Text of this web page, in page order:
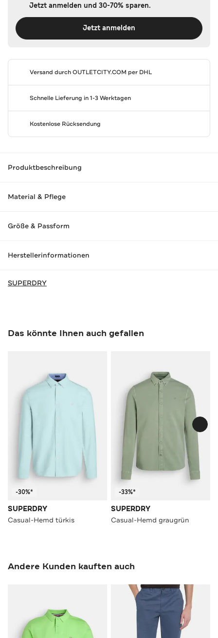
Jetzt anmelden und 30-70% sparen.
Jetzt anmelden
Versand durchOUTLETCITY.COM per DHL
Schnelle Lieferung in 1-3 Werktagen
Kostenlose Rücksendung
Produktbeschreibung
Material & Pflege
Größe & Passform
Herstellerinformationen
SUPERDRY
Das könnte Ihnen auch gefallen
-30%*
SUPERDRY
Casual-Hemd türkis
-33%*
SUPERDRY
Casual-Hemd graugrün
Andere Kunden kauften auch